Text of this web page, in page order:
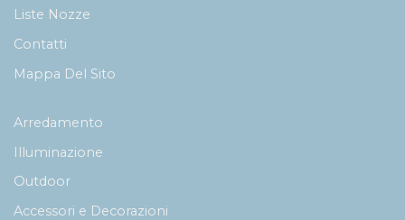
Liste Nozze
Contatti
Mappa Del Sito
Arredamento
Illuminazione
Outdoor
Accessori e Decorazioni